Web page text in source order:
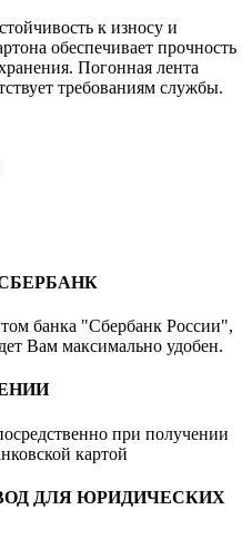
к износу и
обеспечивает прочность
Погонная лента
требованиям службы.
банка "Сбербанк России",
Вам максимально удобен.
при получении
картой
ДЛЯ ЮРИДИЧЕСКИХ